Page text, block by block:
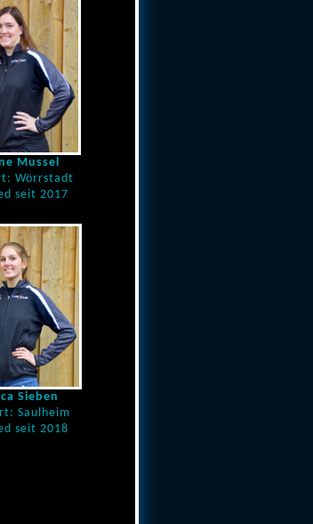
Mussel
Wörrstadt
seit 2017
Sieben
Saulheim
seit 2018